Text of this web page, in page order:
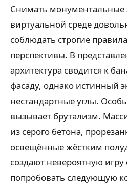
Снимать монументальные
виртуальной среде
соблюдать строгие
перспективы. В
архитектура сводится к
фасаду, однако истинный
нестандартные углы.
вызывает брутализм.
из серого бетона,
освещённые жёстким
создают невероятную игру
попробовать следующую